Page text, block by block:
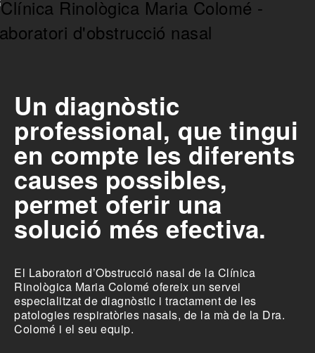
Un diagnòstic
professional, que tingui
en compte les diferents
causes possibles,
permet oferir una
solució més efectiva.
El Laboratori d’Obstrucció nasal de la Clínica
Rinològica Maria Colomé ofereix un servei
especialitzat de diagnòstic i tractament de les
patologies respiratòries nasals, de la mà de la Dra.
Colomé i el seu equip.